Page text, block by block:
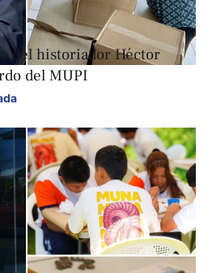
del historiador Héctor
del MUPI